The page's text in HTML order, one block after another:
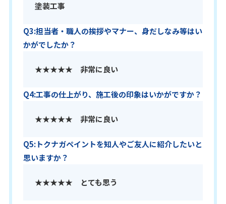
塗装工事
Q3:担当者・職人の挨拶やマナー、身だしなみ等はい
かがでしたか？
★★★★★ 非常に良い
Q4:工事の仕上がり、施工後の印象はいかがですか？
★★★★★ 非常に良い
Q5:トクナガペイントを知人やご友人に紹介したいと
思いますか？
★★★★★ とても思う